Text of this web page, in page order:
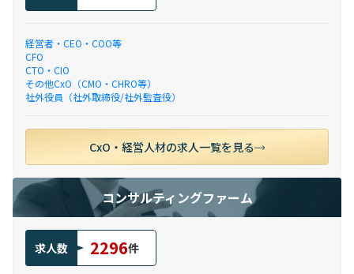
経営者・CEO・COO等
CFO
CTO・CIO
その他CxO（CMO・CHRO等）
社外役員（社外取締役/社外監査役）
CxO・経営人材の求人一覧を見る
コンサルティングファーム
求人数 2296件